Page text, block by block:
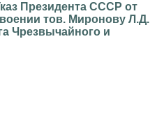
Президента СССР от
тов. Миронову Л.Д.
Чрезвычайного и